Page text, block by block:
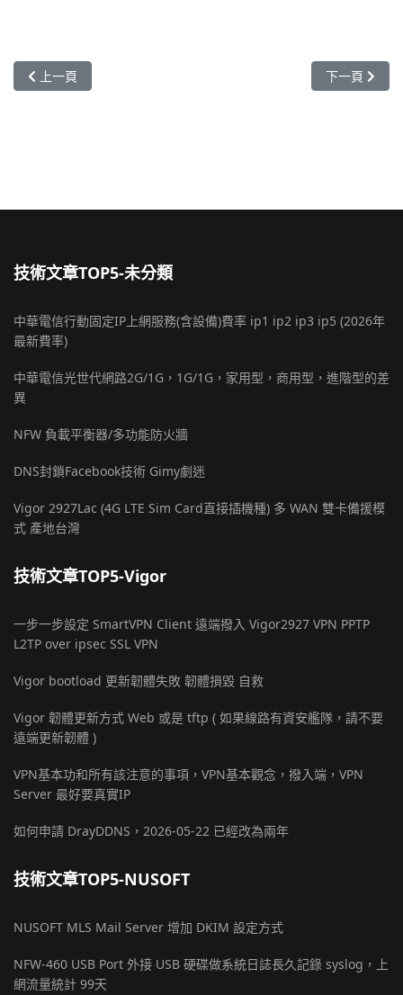
上一篇文章: 如何使用macOS或iOS系統建立EasyVPN連線，
上一頁 下一篇文章:
下一頁
技術文章TOP5-未分類
中華電信行動固定IP上網服務(含設備)費率 ip1 ip2 ip3 ip5 (2026年
最新費率)
中華電信光世代網路2G/1G，1G/1G，家用型，商用型，進階型的差
異
NFW 負載平衡器/多功能防火牆
DNS封鎖Facebook技術 Gimy劇迷
Vigor 2927Lac (4G LTE Sim Card直接插機種) 多 WAN 雙卡備援模
式 產地台灣
技術文章TOP5-Vigor
一步一步設定 SmartVPN Client 遠端撥入 Vigor2927 VPN PPTP
L2TP over ipsec SSL VPN
Vigor bootload 更新韌體失敗 韌體損毀 自救
Vigor 韌體更新方式 Web 或是 tftp ( 如果線路有資安艦隊，請不要
遠端更新韌體 )
VPN基本功和所有該注意的事項，VPN基本觀念，撥入端，VPN
Server 最好要真實IP
如何申請 DrayDDNS，2026-05-22 已經改為兩年
技術文章TOP5-NUSOFT
NUSOFT MLS Mail Server 增加 DKIM 設定方式
NFW-460 USB Port 外接 USB 硬碟做系統日誌長久記錄 syslog，上
網流量統計 99天